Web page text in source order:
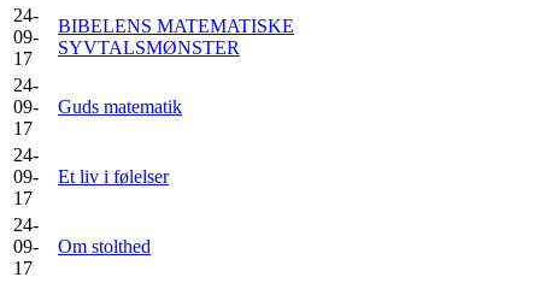
24-
09-
17
BIBELENS MATEMATISKE
SYVTALSMØNSTER
24-
09-
17
Guds matematik
24-
09-
17
Et liv i følelser
24-
09-
17
Om stolthed